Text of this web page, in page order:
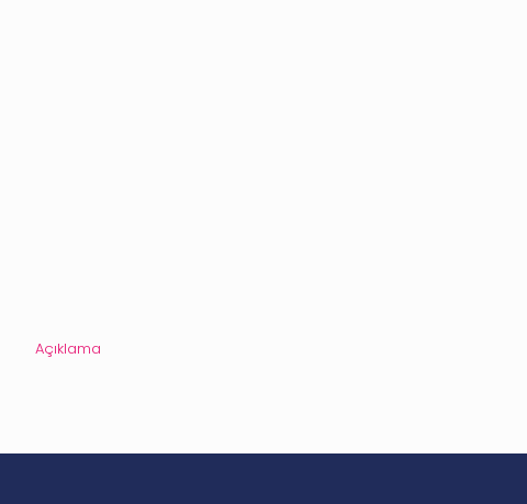
Açıklama